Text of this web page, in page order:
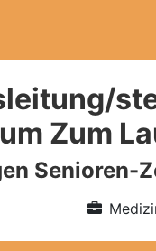
Zum
Senioren-